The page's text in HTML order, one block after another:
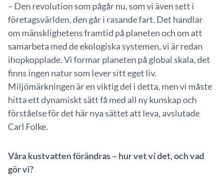
– Den revolution som pågår nu, som vi även sett i
företagsvärlden, den går i rasande fart. Det handlar
om mänsklighetens framtid på planeten och om att
samarbeta med de ekologiska systemen, vi är redan
ihopkopplade. Vi formar planeten på global skala, det
finns ingen natur som lever sitt eget liv.
Miljömärkningen är en viktig del i detta, men vi måste
hitta ett dynamiskt sätt få med all ny kunskap och
förståelse för det här nya sättet att leva, avslutade
Carl Folke.
Våra kustvatten förändras – hur vet vi det, och vad
gör vi?